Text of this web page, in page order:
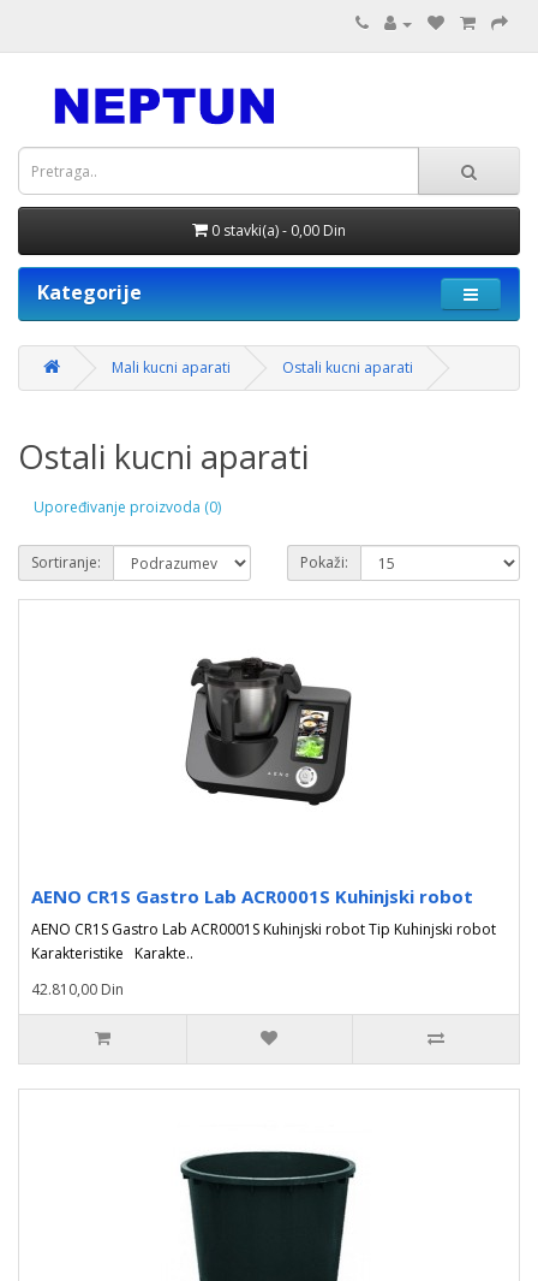
0 stavki(a) - 0,00 Din
Kategorije
Mali kucni aparati Ostali kucni aparati
Ostali kucni aparati
Upoređivanje proizvoda (0)
Sortiranje: Pokaži:
AENO CR1S Gastro Lab ACR0001S Kuhinjski robot
AENO CR1S Gastro Lab ACR0001S Kuhinjski robot Tip Kuhinjski robot
Karakteristike Karakte..
42.810,00 Din